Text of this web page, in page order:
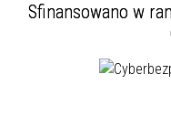
Sfinansowano w